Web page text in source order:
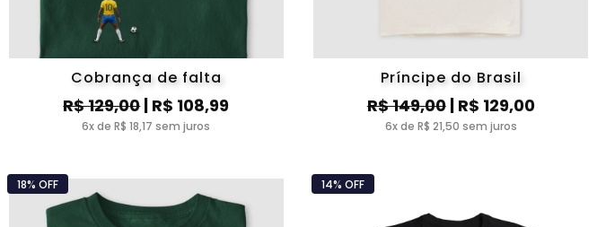
Cobrança de falta
R$ 129,00| R$ 108,99
6x de R$ 18,17 sem juros
Príncipe do Brasil
R$ 149,00| R$ 129,00
6x de R$ 21,50 sem juros
18% OFF 14% OFF